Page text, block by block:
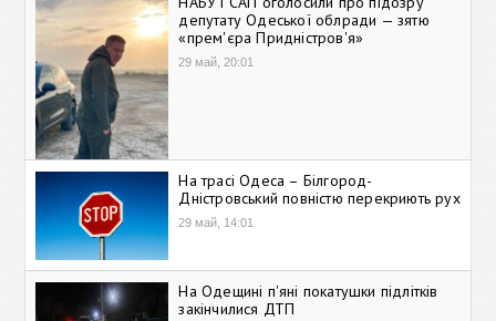
депутату Одеської облради — зятю
«прем'єра Придністров'я»
29 май, 20:01
На трасі Одеса – Білгород-
Дністровський повністю перекриють рух
29 май, 14:01
На Одещині п'яні покатушки підлітків
закінчилися ДТП